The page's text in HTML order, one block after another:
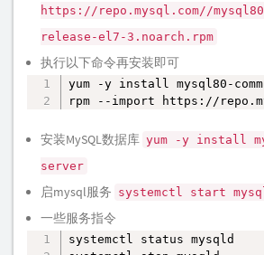
https://repo.mysql.com//
release-el7-3.noarch.rpm
执行以下命令再安装即可
yum -y install mysql80-
rpm --import https://
安装MySQL数据库 yum -y install
server
启mysql服务 systemctl start
一些服务指令
systemctl status mysqld